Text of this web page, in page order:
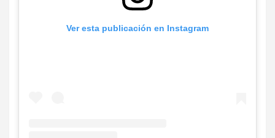
Ver esta publicación en Instagram